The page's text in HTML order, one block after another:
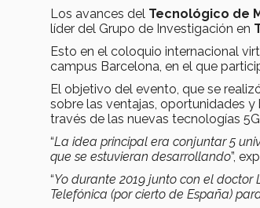
Los avances del Tecnológico de
líder del Grupo de Investigación en
Esto en el coloquio internacional
campus Barcelona, en el que
El objetivo del evento, que se
sobre las ventajas, oportunidades
través de las nuevas tecnologías
“La idea principal era conjuntar 5
que se estuvieran desarrollando”,
“Yo durante 2019 junto con el
Telefónica (por cierto de España)